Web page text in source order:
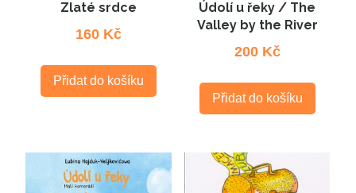
Zlaté srdce
160 Kč
Přidat do košíku
Údolí u řeky / The
Valley by the River
200 Kč
Přidat do košíku